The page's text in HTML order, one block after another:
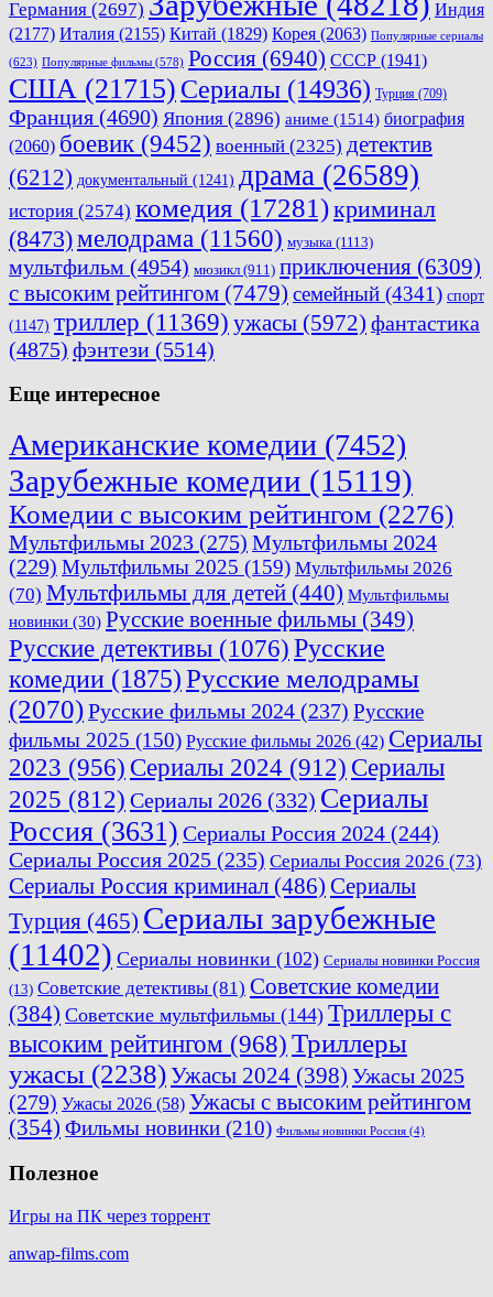
Германия (2697)
Индия
(2177) Италия (2155) Китай (1829) Корея (2063) Популярные сериалы
(623) Популярные фильмы (578) Россия (6940) СССР (1941)
США (21715) Сериалы (14936) Турция (709)
Франция (4690) Япония (2896) аниме (1514) биография
(2060) боевик (9452) военный (2325) детектив
(6212) документальный (1241) драма (26589)
история (2574) комедия (17281)криминал
(8473)мелодрама (11560) музыка (1113)
мультфильм (4954) мюзикл (911) приключения (6309)
с высоким рейтингом (7479) семейный (4341) спорт
(1147) триллер (11369) ужасы (5972) фантастика
(4875) фэнтези (5514)
Еще интересное
Американские комедии (7452)
Зарубежные комедии (15119)
Комедии с высоким рейтингом (2276)
Мультфильмы 2023 (275) Мультфильмы 2024
(229) Мультфильмы 2025 (159) Мультфильмы 2026
(70) Мультфильмы для детей (440) Мультфильмы
новинки (30) Русские военные фильмы (349)
Русские детективы (1076)Русские
комедии (1875)Русские мелодрамы
(2070)Русские фильмы 2024 (237) Русские
фильмы 2025 (150) Русские фильмы 2026 (42) Сериалы
2023 (956) Сериалы 2024 (912) Сериалы
2025 (812) Сериалы 2026 (332) Сериалы
Россия (3631) Сериалы Россия 2024 (244)
Сериалы Россия 2025 (235) Сериалы Россия 2026 (73)
Сериалы Россия криминал (486) Сериалы
Турция (465) Сериалы зарубежные
(11402) Сериалы новинки (102) Сериалы новинки Россия
(13) Советские детективы (81) Советские комедии
(384) Советские мультфильмы (144) Триллеры с
высоким рейтингом (968) Триллеры
ужасы (2238)Ужасы 2024 (398) Ужасы 2025
(279) Ужасы 2026 (58) Ужасы с высоким рейтингом
(354) Фильмы новинки (210) Фильмы новинки Россия (4)
Полезное
Игры на ПК через торрент
anwap-films.com